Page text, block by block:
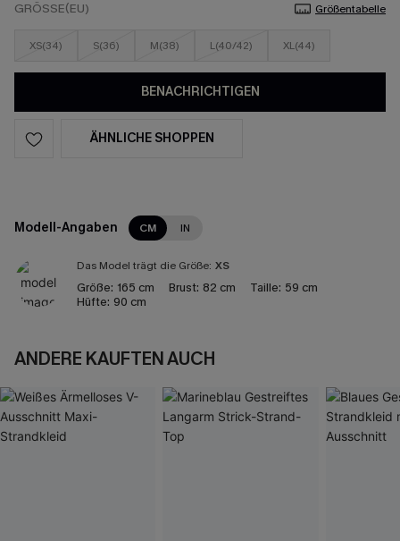
GRÖSSE(EU) Größentabelle
XS(34) S(36) M(38) L(40/42) XL(44)
BENACHRICHTIGEN
ÄHNLICHE SHOPPEN
Modell-Angaben CM IN
Das Model trägt die Größe: XS
Größe: 165 cm Brust: 82 cm Taille: 59 cm
Hüfte: 90 cm
ANDERE KAUFTEN AUCH